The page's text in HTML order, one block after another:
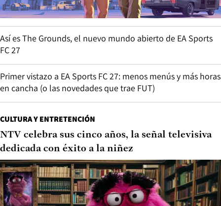
Así es The Grounds, el nuevo mundo abierto de EA Sports
FC 27
Primer vistazo a EA Sports FC 27: menos menús y más horas
en cancha (o las novedades que trae FUT)
CULTURA Y ENTRETENCIÓN
NTV celebra sus cinco años, la señal televisiva
dedicada con éxito a la niñez